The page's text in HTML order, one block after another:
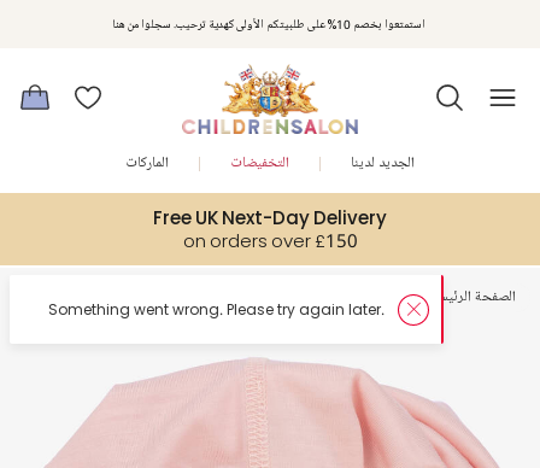
استمتعوا بخصم 10% على طلبيتكم الأولى كهدية ترحيب. سجلوا من هنا
Free UK Next-Day Delivery
on orders over £150
الجديد لدينا التخفيضات الماركات
الصفحة الرئيسية